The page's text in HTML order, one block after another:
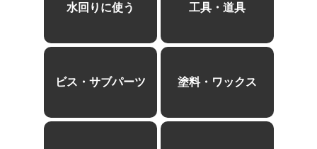
水回りに使う 工具・道具
ビス・サブパーツ 塗料・ワックス